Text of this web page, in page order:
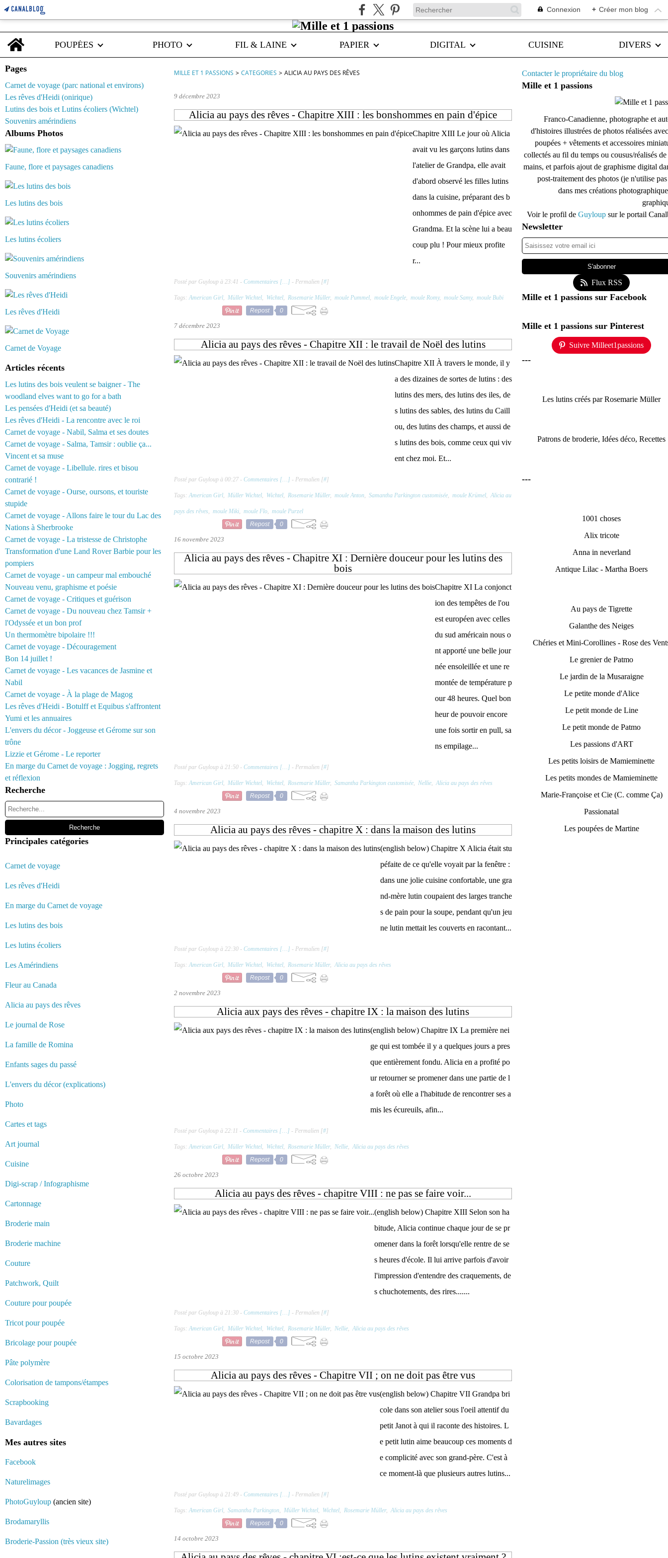
Connexion + Créer mon blog
Home
POUPÉES
PHOTO FIL & LAINE PAPIER DIGITAL CUISINE DIVERS
Pages
Carnet de voyage (parc national et environs)
Les rêves d'Heidi (onirique)
Lutins des bois et Lutins écoliers (Wichtel)
Souvenirs amérindiens
Albums Photos
Faune, flore et paysages canadiens
Les lutins des bois
Les lutins écoliers
Souvenirs amérindiens
Les rêves d'Heidi
Carnet de Voyage
Articles récents
Les lutins des bois veulent se baigner - The
woodland elves want to go for a bath
Les pensées d'Heidi (et sa beauté)
Les rêves d'Heidi - La rencontre avec le roi
Carnet de voyage - Nabil, Salma et ses doutes
Carnet de voyage - Salma, Tamsir : oublie ça...
Vincent et sa muse
Carnet de voyage - Libellule. rires et bisou
contrarié !
Carnet de voyage - Ourse, oursons, et touriste
stupide
Carnet de voyage - Allons faire le tour du Lac des
Nations à Sherbrooke
Carnet de voyage - La tristesse de Christophe
Transformation d'une Land Rover Barbie pour les
pompiers
Carnet de voyage - un campeur mal embouché
Nouveau venu, graphisme et poésie
Carnet de voyage - Critiques et guérison
Carnet de voyage - Du nouveau chez Tamsir +
l'Odyssée et un bon prof
Un thermomètre bipolaire !!!
Carnet de voyage - Découragement
Bon 14 juillet !
Carnet de voyage - Les vacances de Jasmine et
Nabil
Carnet de voyage - À la plage de Magog
Les rêves d'Heidi - Botulff et Equibus s'affrontent
Yumi et les annuaires
L'envers du décor - Joggeuse et Gérome sur son
trône
Lizzie et Gérome - Le reporter
En marge du Carnet de voyage : Jogging, regrets
et réflexion
Recherche
Principales catégories
Carnet de voyage
Les rêves d'Heidi
En marge du Carnet de voyage
Les lutins des bois
Les lutins écoliers
Les Amérindiens
Fleur au Canada
Alicia au pays des rêves
Le journal de Rose
La famille de Romina
Enfants sages du passé
L'envers du décor (explications)
Photo
Cartes et tags
Art journal
Cuisine
Digi-scrap / Infographisme
Cartonnage
Broderie main
Broderie machine
Couture
Patchwork, Quilt
Couture pour poupée
Tricot pour poupée
Bricolage pour poupée
Pâte polymère
Colorisation de tampons/étampes
Scrapbooking
Bavardages
Mes autres sites
Facebook
Naturelimages
PhotoGuyloup (ancien site)
Brodamaryllis
Broderie-Passion (très vieux site)
MILLE ET 1 PASSIONS > CATEGORIES > ALICIA AU PAYS DES RÊVES
9 décembre 2023
Alicia au pays des rêves - Chapitre XIII : les bonshommes en pain d'épice
Chapitre XIII Le jour où Alicia
avait vu les garçons lutins dans
l'atelier de Grandpa, elle avait
d'abord observé les filles lutins
dans la cuisine, préparant des b
onhommes de pain d'épice avec
Grandma. Et la scène lui a beau
coup plu ! Pour mieux profite
r...
Posté par Guyloup à 23:41 - Commentaires [… ] - Permalien [#]
Tags: American Girl, Müller Wichtel, Wichtel, Rosemarie Müller, moule Pummel, moule Engele, moule Romy, moule Samy, moule Bubi
Repost
0
7 décembre 2023
Alicia au pays des rêves - Chapitre XII : le travail de Noël des lutins
Chapitre XII À travers le monde, il y
a des dizaines de sortes de lutins : des
lutins des mers, des lutins des iles, de
s lutins des sables, des lutins du Caill
ou, des lutins des champs, et aussi de
s lutins des bois, comme ceux qui viv
ent chez moi. Et...
Posté par Guyloup à 00:27 - Commentaires [… ] - Permalien [#]
Tags: American Girl, Müller Wichtel, Wichtel, Rosemarie Müller, moule Anton, Samantha Parkington customisée, moule Krümel, Alicia au
pays des rêves, moule Miki, moule Flo, moule Purzel
Repost
0
16 novembre 2023
Alicia au pays des rêves - Chapitre XI : Dernière douceur pour les lutins des
bois
Chapitre XI La conjonct
ion des tempêtes de l'ou
est européen avec celles
du sud américain nous o
nt apporté une belle jour
née ensoleillée et une re
montée de température p
our 48 heures. Quel bon
heur de pouvoir encore
une fois sortir en pull, sa
ns empilage...
Posté par Guyloup à 21:50 - Commentaires [… ] - Permalien [#]
Tags: American Girl, Müller Wichtel, Wichtel, Rosemarie Müller, Samantha Parkington customisée, Nellie, Alicia au pays des rêves
Repost
0
4 novembre 2023
Alicia au pays des rêves - chapitre X : dans la maison des lutins
(english below) Chapitre X Alicia était stu
péfaite de ce qu'elle voyait par la fenêtre :
dans une jolie cuisine confortable, une gra
nd-mère lutin coupaient des larges tranche
s de pain pour la soupe, pendant qu'un jeu
ne lutin mettait les couverts en racontant...
Posté par Guyloup à 22:30 - Commentaires [… ] - Permalien [#]
Tags: American Girl, Müller Wichtel, Wichtel, Rosemarie Müller, Alicia au pays des rêves
Repost
0
2 novembre 2023
Alicia aux pays des rêves - chapitre IX : la maison des lutins
(english below) Chapitre IX La première nei
ge qui est tombée il y a quelques jours a pres
que entièrement fondu. Alicia en a profité po
ur retourner se promener dans une partie de l
a forêt où elle a l'habitude de rencontrer ses a
mis les écureuils, afin...
Posté par Guyloup à 22:11 - Commentaires [… ] - Permalien [#]
Tags: American Girl, Müller Wichtel, Wichtel, Rosemarie Müller, Nellie, Alicia au pays des rêves
Repost
0
26 octobre 2023
Alicia au pays des rêves - chapitre VIII : ne pas se faire voir...
(english below) Chapitre XIII Selon son ha
bitude, Alicia continue chaque jour de se pr
omener dans la forêt lorsqu'elle rentre de se
s heures d'école. Il lui arrive parfois d'avoir
l'impression d'entendre des craquements, de
s chuchotements, des rires.......
Posté par Guyloup à 21:30 - Commentaires [… ] - Permalien [#]
Tags: American Girl, Müller Wichtel, Wichtel, Rosemarie Müller, Nellie, Alicia au pays des rêves
Repost
0
15 octobre 2023
Alicia au pays des rêves - Chapitre VII ; on ne doit pas être vus
(english below) Chapitre VII Grandpa bri
cole dans son atelier sous l'oeil attentif du
petit Janot à qui il raconte des histoires. L
e petit lutin aime beaucoup ces moments d
e complicité avec son grand-père. C'est à
ce moment-là que plusieurs autres lutins...
Posté par Guyloup à 21:49 - Commentaires [… ] - Permalien [#]
Tags: American Girl, Samantha Parkington, Müller Wichtel, Wichtel, Rosemarie Müller, Alicia au pays des rêves
Repost
0
14 octobre 2023
Contacter le propriétaire du blog
Mille et 1 passions
Franco-Canadienne, photographe et
d'histoires illustrées de photos réalisées
poupées + vêtements et accessoires
collectés au fil du temps ou cousus/réalisés de
mains, et parfois ajout de graphisme digital
post-traitement des photos (je n'utilise
dans mes créations
Voir le profil de Guyloup sur le portail
Newsletter
Flux RSS
Mille et 1 passions sur Facebook
Mille et 1 passions sur Pinterest
Suivre Milleet1passions
---
Les lutins créés par Rosemarie Müller
Patrons de broderie, Idées déco, Recettes
---
1001 choses
Alix tricote
Anna in neverland
Antique Lilac - Martha Boers
Au pays de Tigrette
Galanthe des Neiges
Chéries et Mini-Corollines - Rose des
Le grenier de Patmo
Le jardin de la Musaraigne
Le petite monde d'Alice
Le petit monde de Line
Le petit monde de Patmo
Les passions d'ART
Les petits loisirs de Mamieminette
Les petits mondes de Mamieminette
Marie-Françoise et Cie (C. comme Ça)
Passionatal
Les poupées de Martine